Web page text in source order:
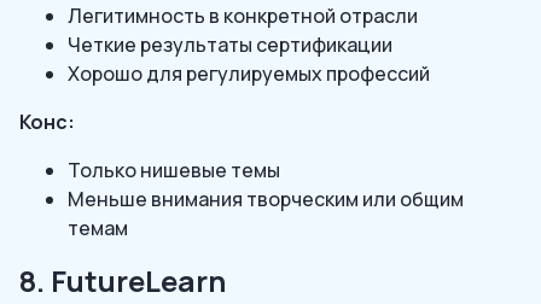
Легитимность в конкретной отрасли
Четкие результаты сертификации
Хорошо для регулируемых профессий
Конс:
Только нишевые темы
Меньше внимания творческим или общим
темам
8. FutureLearn